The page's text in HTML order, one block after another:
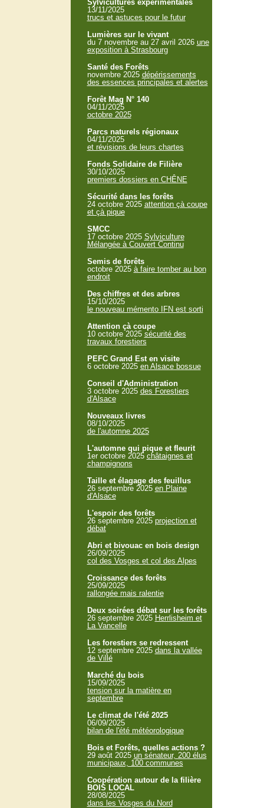
Sylvicultures expérimentales
13/11/2025
trucs et astuces pour le futur
Lumières sur le vivant
du 7 novembre au 27 avril 2026 une
exposition à Strasbourg
Santé des Forêts
novembre 2025 dépérissements
des essences principales et alertes
Forêt Mag N° 140
04/11/2025
octobre 2025
Parcs naturels régionaux
04/11/2025
et révisions de leurs chartes
Fonds Solidaire de Filière
30/10/2025
premiers dossiers en CHÊNE
Sécurité dans les forêts
24 octobre 2025 attention çà coupe
et çà pique
SMCC
17 octobre 2025 Sylviculture
Mélangée à Couvert Continu
Semis de forêts
octobre 2025 à faire tomber au bon
endroit
Des chiffres et des arbres
15/10/2025
le nouveau mémento IFN est sorti
Attention çà coupe
10 octobre 2025 sécurité des
travaux forestiers
PEFC Grand Est en visite
6 octobre 2025 en Alsace bossue
Conseil d'Administration
3 octobre 2025 des Forestiers
d'Alsace
Nouveaux livres
08/10/2025
de l'automne 2025
L'automne qui pique et fleurit
1er octobre 2025 châtaignes et
champignons
Taille et élagage des feuillus
26 septembre 2025 en Plaine
d'Alsace
L'espoir des forêts
26 septembre 2025 projection et
débat
Abri et bivouac en bois design
26/09/2025
col des Vosges et col des Alpes
Croissance des forêts
25/09/2025
rallongée mais ralentie
Deux soirées débat sur les forêts
26 septembre 2025 Herrlisheim et
La Vancelle
Les forestiers se redressent
12 septembre 2025 dans la vallée
de Villé
Marché du bois
15/09/2025
tension sur la matière en
septembre
Le climat de l'été 2025
06/09/2025
bilan de l'été météorologique
Bois et Forêts, quelles actions ?
29 août 2025 un sénateur, 200 élus
municipaux, 100 communes
Coopération autour de la filière
BOIS LOCAL
28/08/2025
dans les Vosges du Nord